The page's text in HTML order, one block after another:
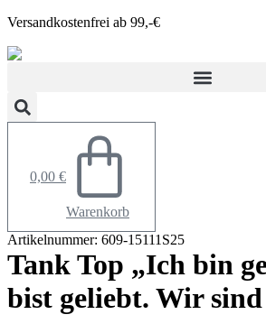
Zum
springen
Versandkostenfrei ab 99,-€
0,00 €
Warenkorb
Artikelnummer: 609-15111S25
Tank Top „Ich bin
bist geliebt. Wir